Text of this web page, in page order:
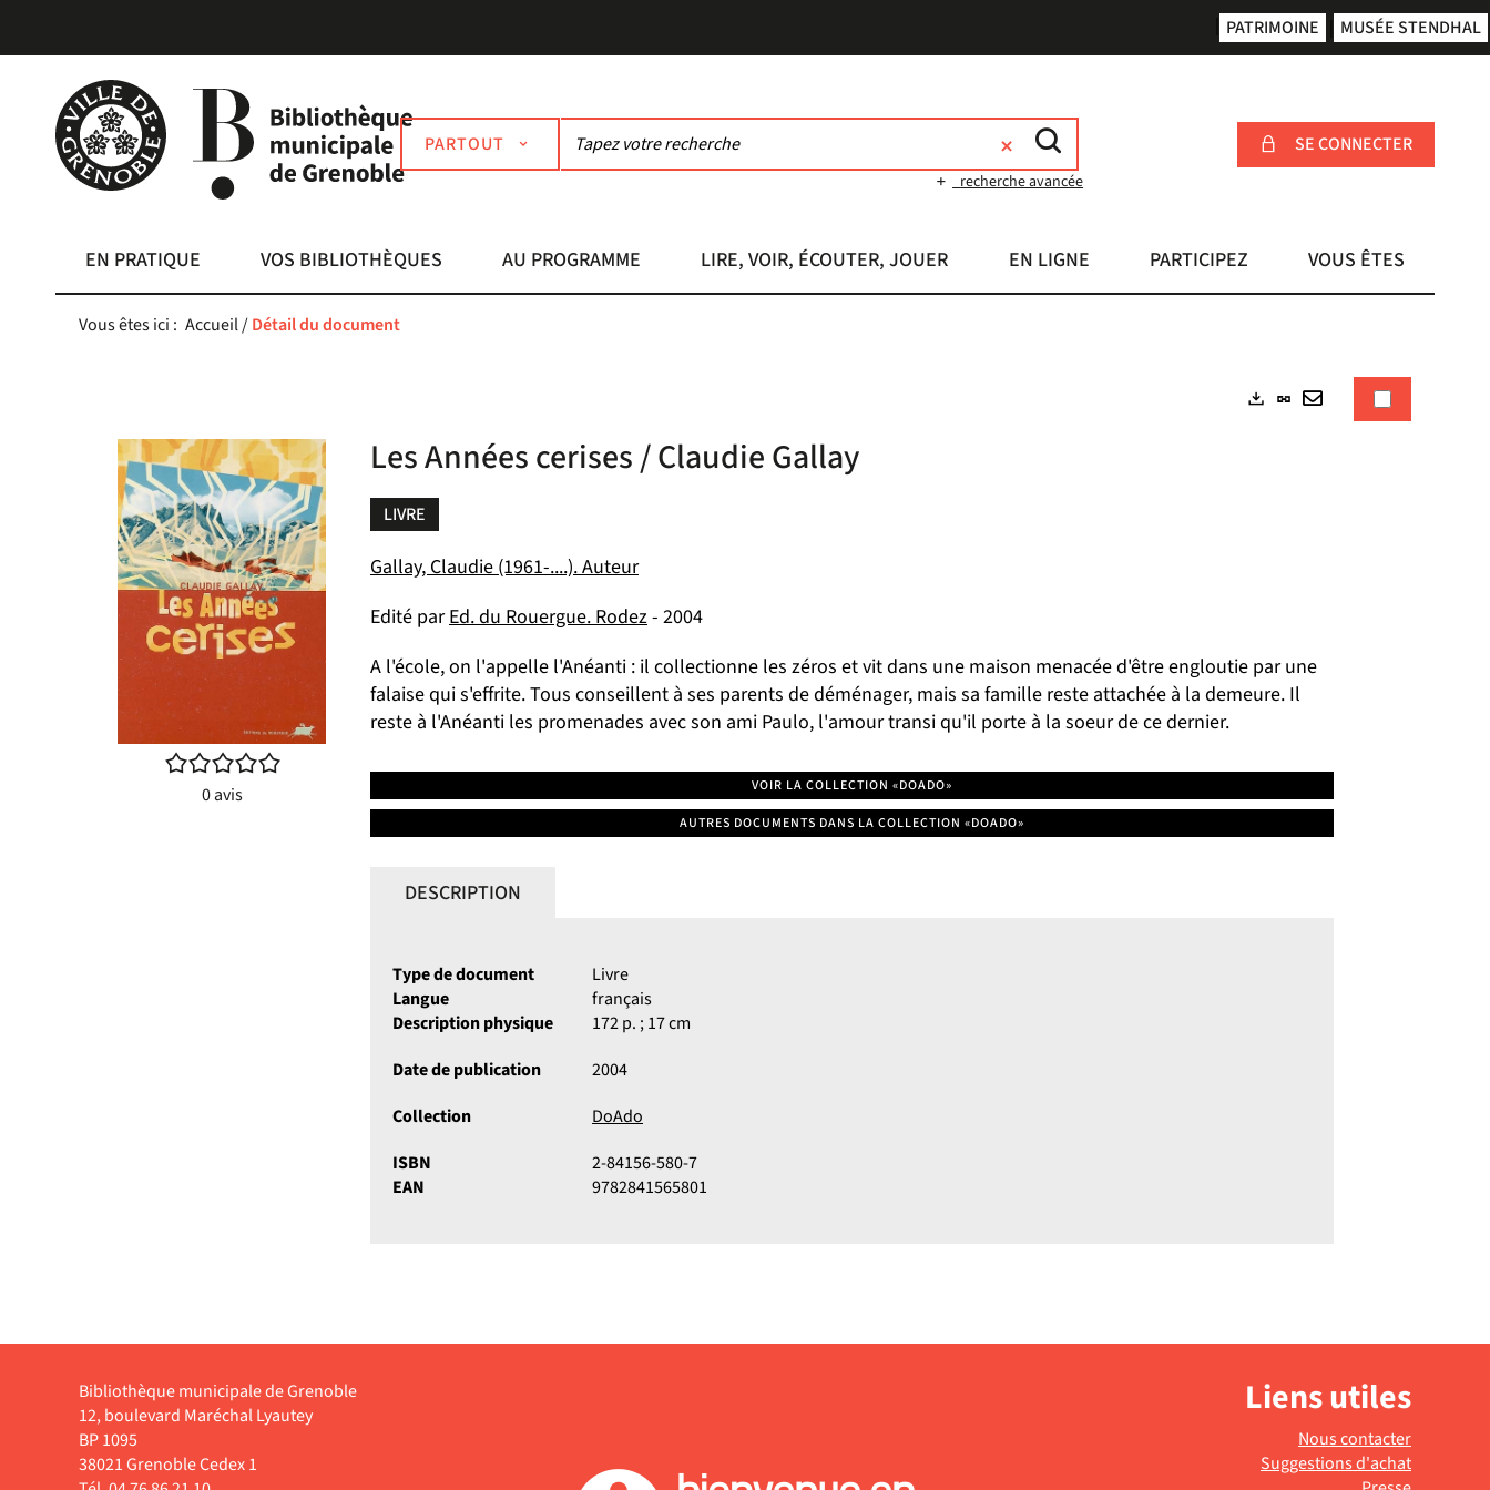
menu
contenu
la
PATRIMOINE MUSÉE STENDHAL
PARTOUT
recherche avancée
SE CONNECTER
EN PRATIQUE VOS BIBLIOTHÈQUES AU PROGRAMME LIRE, VOIR, ÉCOUTER, JOUER EN LIGNE PARTICIPEZ VOUS ÊTES
Vous êtes ici : Accueil/Détail du document
Lien
permanent
Envoyer
/5
0avis
Les Années cerises / Claudie Gallay
LIVRE
Gallay, Claudie (1961-....). Auteur
Edité parEd. du Rouergue. Rodez- 2004
A l'école, on l'appelle l'Anéanti : il collectionne les zéros et vit dans une maison menacée d'être engloutie par une
falaise qui s'effrite. Tous conseillent à ses parents de déménager, mais sa famille reste attachée à la demeure. Il
reste à l'Anéanti les promenades avec son ami Paulo, l'amour transi qu'il porte à la soeur de ce dernier.
VOIR LA COLLECTION «DOADO»
AUTRES DOCUMENTS DANS LA COLLECTION «DOADO»
DESCRIPTION
Type de document
Livre
Langue
français
Description physique
172 p. ; 17 cm
Date de publication
2004
Collection
DoAdo
ISBN
2-84156-580-7
EAN
9782841565801
Bibliothèque municipale de Grenoble
12, boulevard Maréchal Lyautey
BP 1095
38021 Grenoble Cedex 1
Liens utiles
Nous contacter
Suggestions d'achat